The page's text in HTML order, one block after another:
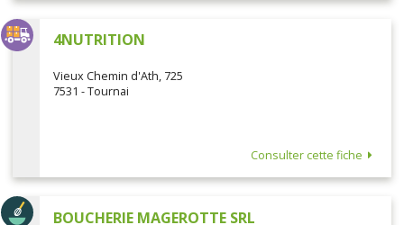
4NUTRITION
Vieux Chemin d'Ath, 725
7531 - Tournai
Consulter cette fiche
BOUCHERIE MAGEROTTE SRL